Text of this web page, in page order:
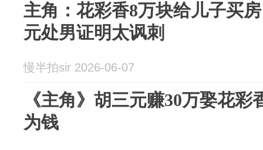
主角：花彩香8万块给儿子买
元处男证明太讽刺
慢半拍sir 2026-06-07
《主角》胡三元赚30万娶花
为钱